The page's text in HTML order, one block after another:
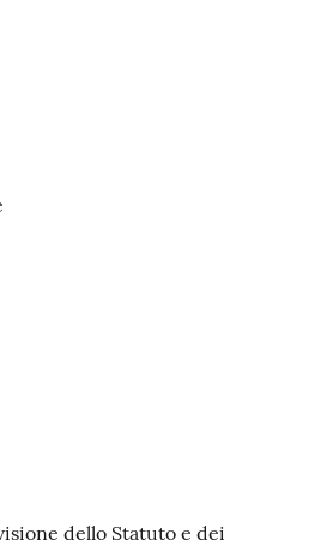
dello Statuto e dei